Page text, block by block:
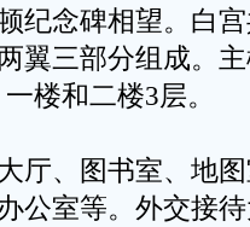
纪念碑相望。白
翼三部分组成。
楼和二楼3层。
、图书室、地图
公室等。外交接